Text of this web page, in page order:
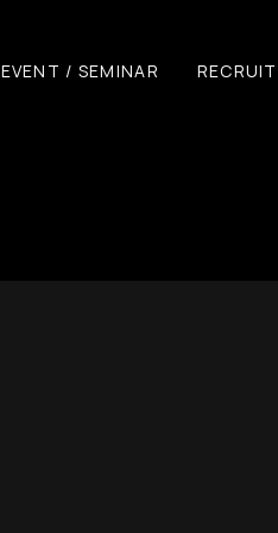
EVENT / SEMINAR RECRUIT